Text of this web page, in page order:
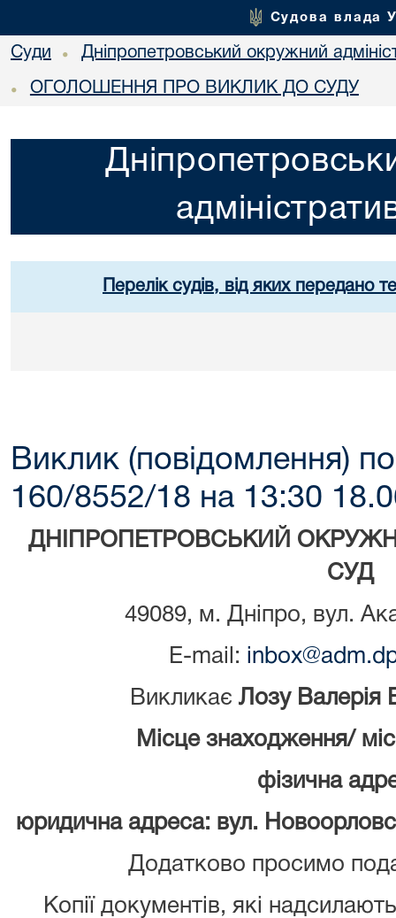
Судова влада
Суди • Дніпропетровський окружний
• ОГОЛОШЕННЯ ПРО ВИКЛИК ДО СУДУ
Перелік судів, від яких передано
Виклик (повідомлення)
160/8552/18 на 13:30
ДНІПРОПЕТРОВСЬКИЙ
СУД
49089, м. Дніпро, вул.
E-mail:
Викликає Лозу Валерія
Місце знаходження/
фізична
юридична адреса: вул.
Додатково просимо
Копії документів, які